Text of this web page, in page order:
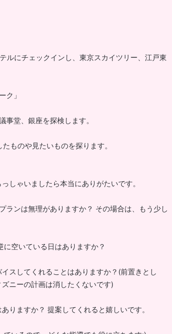
ルにチェックインし、東京スカイツリー、江戸東
ク」
堂、銀座を探検します。
ものや見たいものを探ります。
しゃいましたら本当にありがたいです。
ランは無理がありますか？ その場合は、もう少し
空いている日はありますか？
スしてくれることはありますか？(前置きとし
ニーの計画は消したくないです)
りますか？ 提案してくれると嬉しいです。